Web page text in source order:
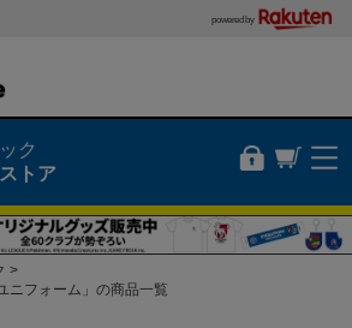
powered by
ク
トア
ニフォーム」の商品一覧